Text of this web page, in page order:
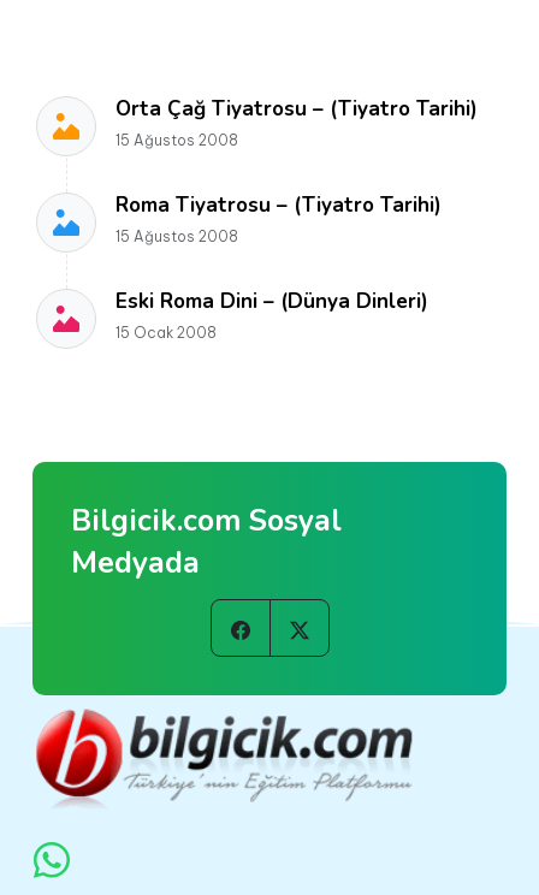
Orta Çağ Tiyatrosu – (Tiyatro Tarihi)
15 Ağustos 2008
Roma Tiyatrosu – (Tiyatro Tarihi)
15 Ağustos 2008
Eski Roma Dini – (Dünya Dinleri)
15 Ocak 2008
Bilgicik.com Sosyal
Medyada